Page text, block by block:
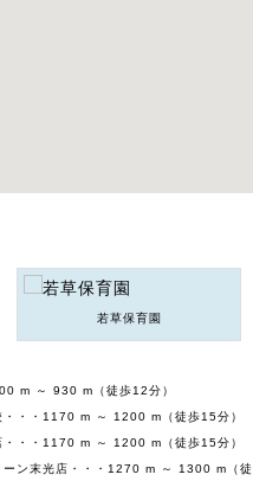
若草保育園
m ～ 930 m（徒歩12分）
・・・1170 m ～ 1200 m（徒歩15分）
・・・1170 m ～ 1200 m（徒歩15分）
ーン末光店・・・1270 m ～ 1300 m（